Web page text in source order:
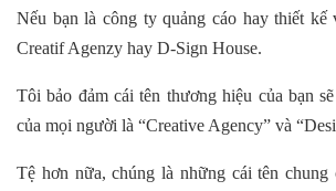
Nếu bạn là công ty quảng cáo hay thiết
Creatif Agenzy hay D-Sign House.
Tôi bảo đảm cái tên thương hiệu của bạn
của mọi người là “Creative Agency” và
Tệ hơn nữa, chúng là những cái tên chung